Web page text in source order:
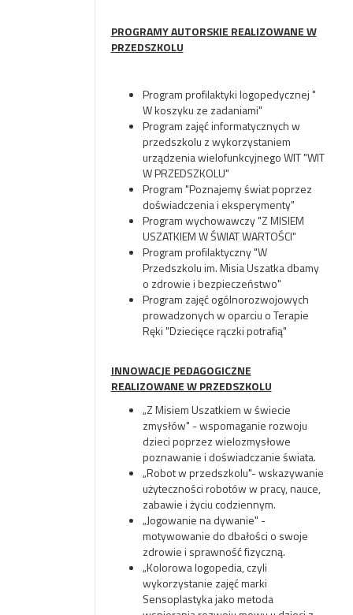
PROGRAMY AUTORSKIE REALIZOWANE W
PRZEDSZKOLU
Program profilaktyki logopedycznej "
W koszyku ze zadaniami"
Program zajęć informatycznych w
przedszkolu z wykorzystaniem
urządzenia wielofunkcyjnego WIT "WIT
W PRZEDSZKOLU"
Program "Poznajemy świat poprzez
doświadczenia i eksperymenty"
Program wychowawczy "Z MISIEM
USZATKIEM W ŚWIAT WARTOŚCI"
Program profilaktyczny "W
Przedszkolu im. Misia Uszatka dbamy
o zdrowie i bezpieczeństwo"
Program zajęć ogólnorozwojowych
prowadzonych w oparciu o Terapie
Ręki "Dziecięce rączki potrafią"
INNOWACJE PEDAGOGICZNE
REALIZOWANE W PRZEDSZKOLU
„Z Misiem Uszatkiem w świecie
zmysłów" - wspomaganie rozwoju
dzieci poprzez wielozmysłowe
poznawanie i doświadczanie świata.
„Robot w przedszkolu"- wskazywanie
użyteczności robotów w pracy, nauce,
zabawie i życiu codziennym.
„Jogowanie na dywanie" -
motywowanie do dbałości o swoje
zdrowie i sprawność fizyczną.
„Kolorowa logopedia, czyli
wykorzystanie zajęć marki
Sensoplastyka jako metoda